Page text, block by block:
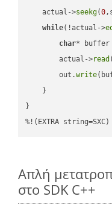
    actual->
seekg(0
while(!actual->
char* buffer
        actual->
read
        out.
write
    }
}
%!(EXTRA string=SXC)
Απλή
στο SDK C++